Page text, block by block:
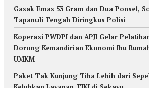
Gasak Emas 53 Gram dan Dua Ponsel,
Tapanuli Tengah Diringkus Polisi
Koperasi PWDPI dan APJI Gelar
Dorong Kemandirian Ekonomi Ibu
UMKM
Paket Tak Kunjung Tiba Lebih dari